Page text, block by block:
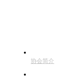
协会简介